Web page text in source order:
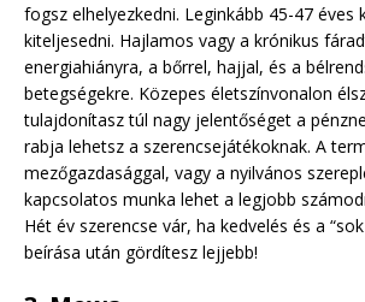
fogsz elhelyezkedni. Leginkább 45-47 éves
kiteljesedni. Hajlamos vagy a krónikus
energiahiányra, a bőrrel, hajjal, és a
betegségekre. Közepes életszínvonalon
tulajdonítasz túl nagy jelentőséget a
rabja lehetsz a szerencsejátékoknak. A
mezőgazdasággal, vagy a nyilvános
kapcsolatos munka lehet a legjobb
Hét év szerencse vár, ha kedvelés és a
beírása után gördítesz lejjebb!